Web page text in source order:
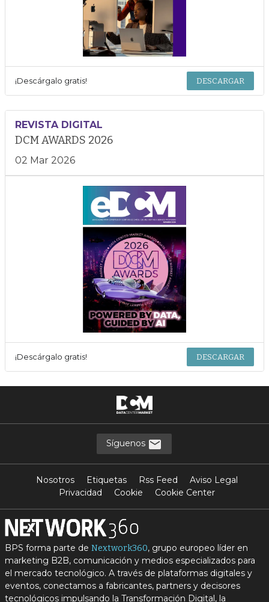
¡Descárgalo gratis! DESCARGAR
REVISTA DIGITAL
DCM AWARDS 2026
02 Mar 2026
¡Descárgalo gratis! DESCARGAR
Síguenos
Nosotros Etiquetas Rss Feed
Aviso Legal
Privacidad
Cookie Cookie Center
BPS forma parte de Nextwork360, grupo europeo líder en
marketing B2B, comunicación y medios especializados para
el mercado tecnológico. A través de plataformas digitales y
eventos, conectamos a fabricantes, partners y decisores
tecnológicos impulsando la Transformación Digital, la